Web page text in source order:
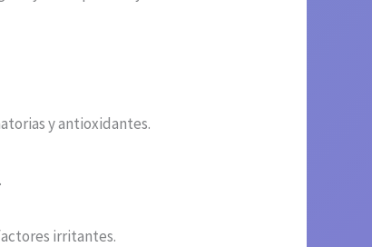
y antioxidantes.
irritantes.